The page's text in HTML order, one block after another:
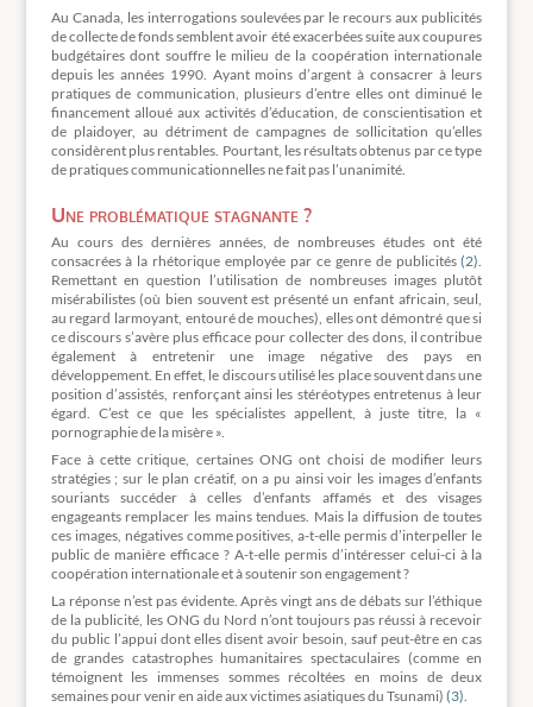
Au Canada, les interrogations soulevées par le recours aux publicités
de collecte de fonds semblent avoir été exacerbées suite aux coupures
budgétaires dont souffre le milieu de la coopération internationale
depuis les années 1990. Ayant moins d’argent à consacrer à leurs
pratiques de communication, plusieurs d’entre elles ont diminué le
financement alloué aux activités d’éducation, de conscientisation et
de plaidoyer, au détriment de campagnes de sollicitation qu’elles
considèrent plus rentables. Pourtant, les résultats obtenus par ce type
de pratiques communicationnelles ne fait pas l’unanimité.
Une problématique stagnante ?
Au cours des dernières années, de nombreuses études ont été
consacrées à la rhétorique employée par ce genre de publicités(2).
Remettant en question l’utilisation de nombreuses images plutôt
misérabilistes (où bien souvent est présenté un enfant africain, seul,
au regard larmoyant, entouré de mouches), elles ont démontré que si
ce discours s’avère plus efficace pour collecter des dons, il contribue
également à entretenir une image négative des pays en
développement. En effet, le discours utilisé les place souvent dans une
position d’assistés, renforçant ainsi les stéréotypes entretenus à leur
égard. C’est ce que les spécialistes appellent, à juste titre, la «
pornographie de la misère ».
Face à cette critique, certaines ONG ont choisi de modifier leurs
stratégies ; sur le plan créatif, on a pu ainsi voir les images d’enfants
souriants succéder à celles d’enfants affamés et des visages
engageants remplacer les mains tendues. Mais la diffusion de toutes
ces images, négatives comme positives, a-t-elle permis d’interpeller le
public de manière efficace ? A-t-elle permis d’intéresser celui-ci à la
coopération internationale et à soutenir son engagement ?
La réponse n’est pas évidente. Après vingt ans de débats sur l’éthique
de la publicité, les ONG du Nord n’ont toujours pas réussi à recevoir
du public l’appui dont elles disent avoir besoin, sauf peut-être en cas
de grandes catastrophes humanitaires spectaculaires (comme en
témoignent les immenses sommes récoltées en moins de deux
semaines pour venir en aide aux victimes asiatiques du Tsunami) (3).